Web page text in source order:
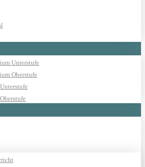
Unterstufe
Oberstufe